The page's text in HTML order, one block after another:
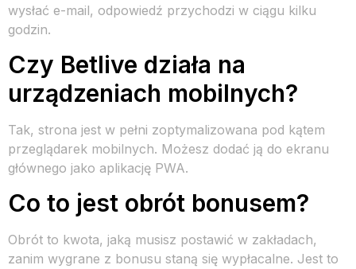
wysłać e-mail, odpowiedź przychodzi w ciągu kilku
godzin.
Czy Betlive działa na
urządzeniach mobilnych?
Tak, strona jest w pełni zoptymalizowana pod kątem
przeglądarek mobilnych. Możesz dodać ją do ekranu
głównego jako aplikację PWA.
Co to jest obrót bonusem?
Obrót to kwota, jaką musisz postawić w zakładach,
zanim wygrane z bonusu staną się wypłacalne. Jest to